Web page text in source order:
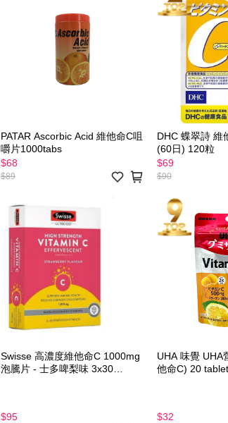
PATAR Ascorbic Acid 維他命C咀
嚼片1000tabs
$89
$68
DHC 蝶翠詩 維
(60日) 120粒
$90
$69
Swisse 高濃度維他命C 1000mg
泡騰片 - 士多啤梨味 3x30
$95
UHA 味覺 UHA
他命C) 20
$32